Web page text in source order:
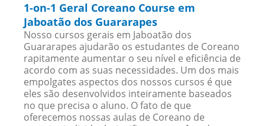
1-on-1 Geral Coreano Course em
Jaboatão dos Guararapes
Nosso cursos gerais em Jaboatão dos
Guararapes ajudarão os estudantes de Coreano
rapitamente aumentar o seu nível e eficiência de
acordo com as suas necessidades. Um dos mais
empolgates aspectos dos nossos cursos é que
eles são desenvolvidos inteiramente baseados
no que precisa o aluno. O fato de que
oferecemos nossas aulas de Coreano de